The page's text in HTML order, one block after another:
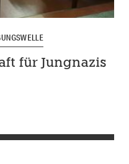
für Jungnazis